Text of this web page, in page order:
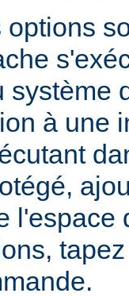
options
système
à une
l'espace